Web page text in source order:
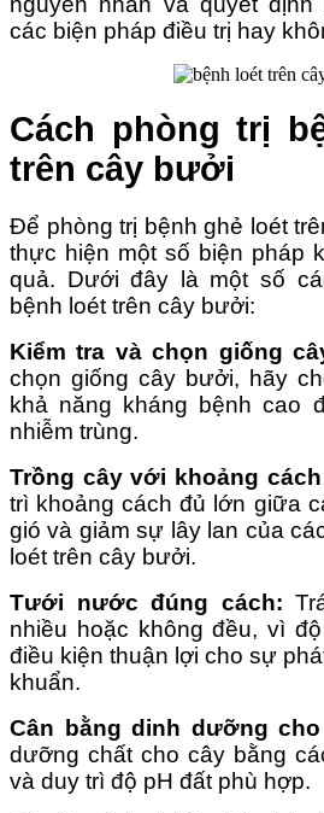
các biện pháp điều trị hay
Cách phòng trị
trên cây bưởi
Để phòng trị bệnh ghẻ loét
thực hiện một số biện pháp
quả. Dưới đây là một số
bệnh loét trên cây bưởi:
Kiểm tra và chọn giống
chọn giống cây bưởi, hãy
khả năng kháng bệnh cao
nhiễm trùng.
Trồng cây với khoảng
trì khoảng cách đủ lớn giữa
gió và giảm sự lây lan của
loét trên cây bưởi.
Tưới nước đúng cách:
nhiều hoặc không đều, vì
điều kiện thuận lợi cho sự
khuẩn.
Cân bằng dinh dưỡng
dưỡng chất cho cây bằng
và duy trì độ pH đất phù hợp.